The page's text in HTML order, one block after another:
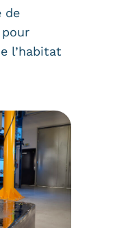
de
l’habitat